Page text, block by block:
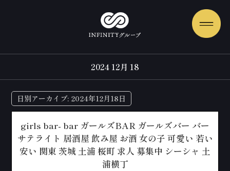
2024 12月 18
日別アーカイブ: 2024年12月18日
girls bar- bar ガールズBAR ガールズバー バー
サテライト 居酒屋 飲み屋 お酒 女の子 可愛い 若い
安い 関東 茨城 土浦 桜町 求人 募集中 シーシャ 土
浦横丁